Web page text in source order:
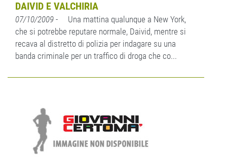
DAIVID E VALCHIRIA
07/10/2009 - Una mattina qualunque a New York,
che si potrebbe reputare normale, Daivid, mentre si
recava al distretto di polizia per indagare su una
banda criminale per un traffico di droga che co...